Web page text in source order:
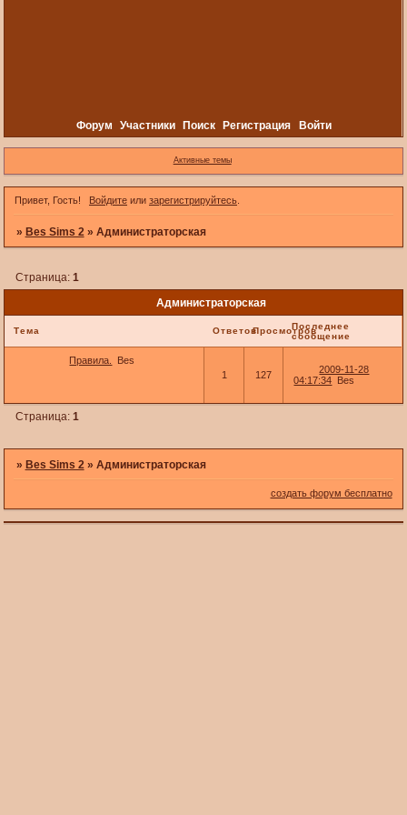
Форум Участники Поиск Регистрация Войти
Активные темы
Привет, Гость! Войдитеили зарегистрируйтесь.
» Bes Sims 2 » Администраторская
Администраторская
Страница: 1
Тема ОтветовПросмотровПоследнее
сообщение
Правила.
Bes
1
127
2009-11-28
04:17:34
Bes
Страница: 1
» Bes Sims 2 » Администраторская
создать форум бесплатно